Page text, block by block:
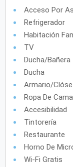
Acceso Por
Refrigerador
Habitación
TV
Ducha/Bañera
Ducha
Armario/
Ropa De Cama
Accesibilidad
Tintorería
Restaurante
Horno De
Wi-Fi Gratis